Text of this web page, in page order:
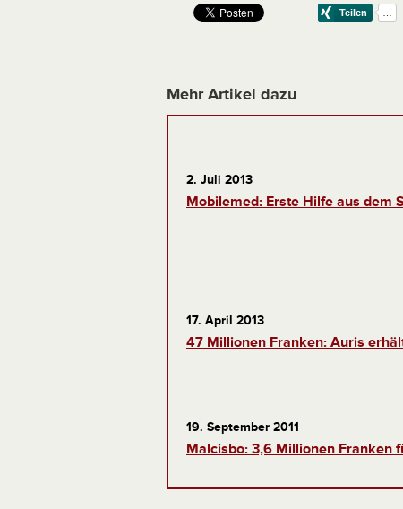
Mehr Artikel dazu
2. Juli 2013
Mobilemed: Erste Hilfe aus dem
17. April 2013
47 Millionen Franken: Auris
19. September 2011
Malcisbo: 3,6 Millionen Franken